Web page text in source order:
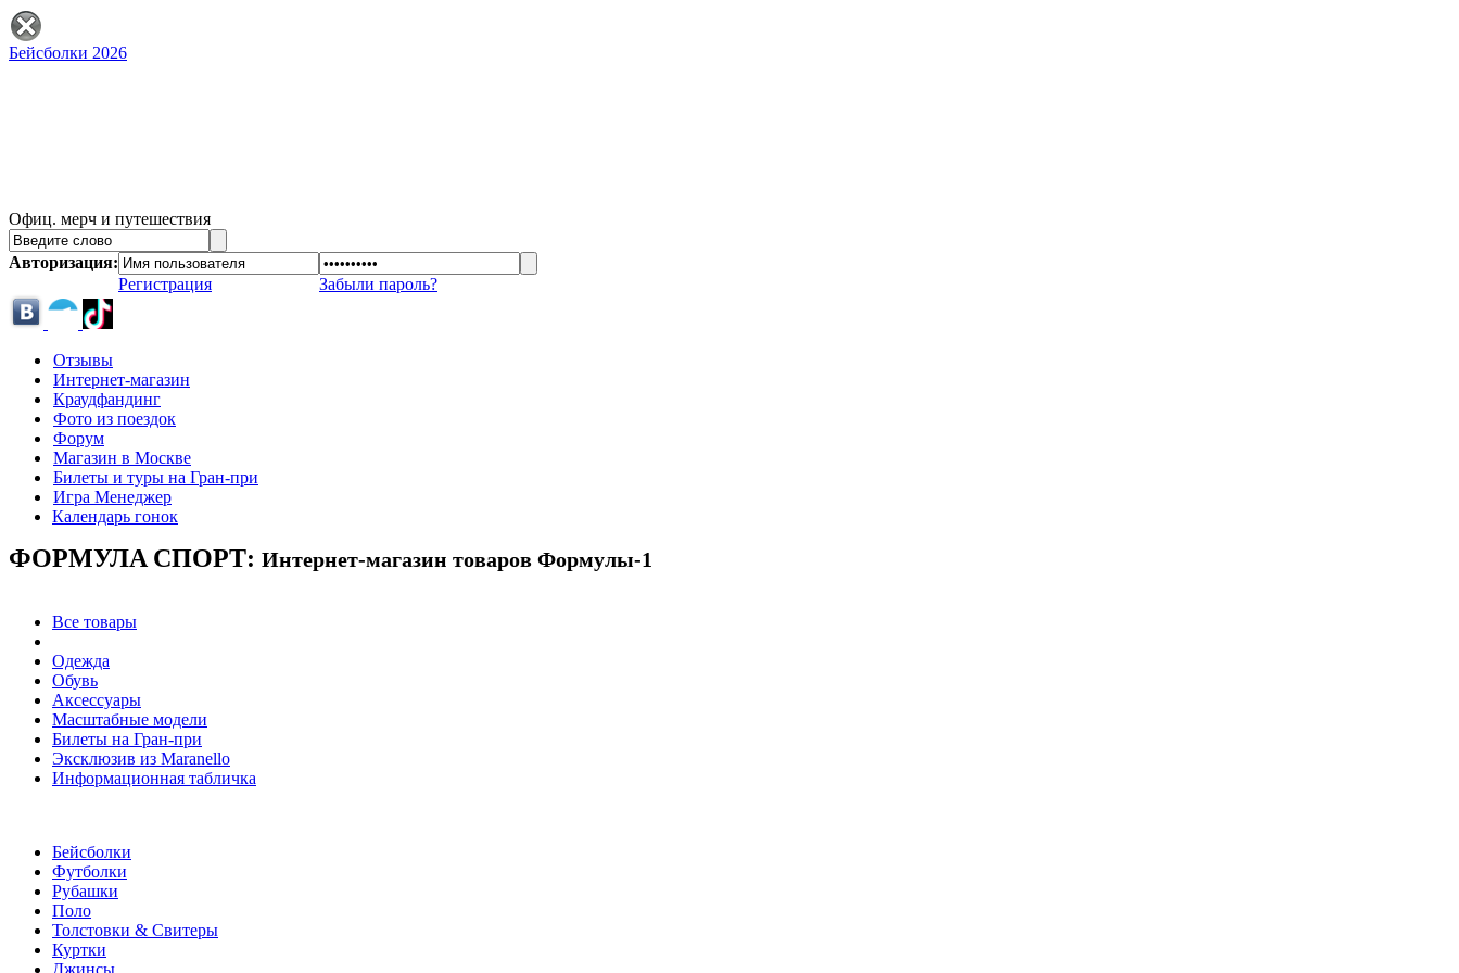
Бейсболки 2026
Офиц. мерч и путешествия
Авторизация:
Регистрация
Забыли пароль?
Отзывы
Интернет-магазин
Краудфандинг
Фото из поездок
Форум
Магазин в Москве
Билеты и туры на Гран-при
Игра Менеджер
Календарь гонок
ФОРМУЛА СПОРТ: Интернет-магазин товаров Формулы-1
Все товары
Одежда
Обувь
Аксессуары
Масштабные модели
Билеты на Гран-при
Эксклюзив из Maranello
Информационная табличка
Бейсболки
Футболки
Рубашки
Поло
Толстовки & Свитеры
Куртки
Джинсы